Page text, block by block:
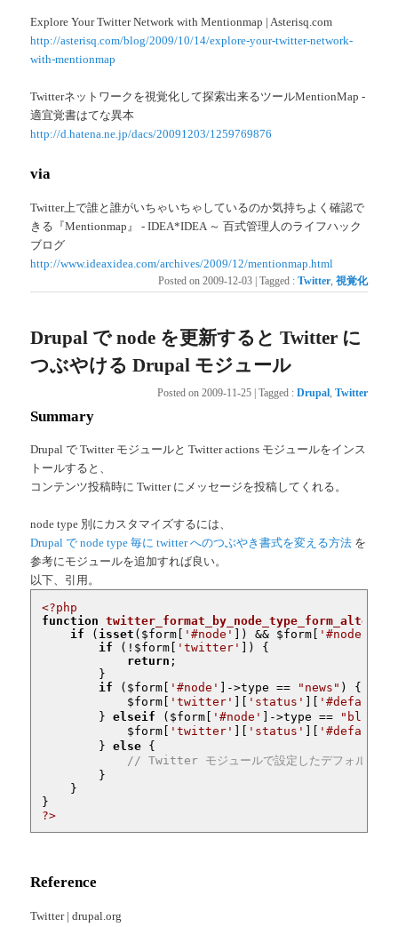
Explore Your Twitter Network with Mentionmap | Asterisq.com
http://asterisq.com/blog/2009/10/14/explore-your-twitter-network-
with-mentionmap
Twitterネットワークを視覚化して探索出来るツールMentionMap -
適宜覚書はてな異本
http://d.hatena.ne.jp/dacs/20091203/1259769876
via
Twitter上で誰と誰がいちゃいちゃしているのか気持ちよく確認で
きる『Mentionmap』 - IDEA*IDEA ～ 百式管理人のライフハック
ブログ
http://www.ideaxidea.com/archives/2009/12/mentionmap.html
Posted on 2009-12-03 | Tagged : Twitter, 視覚化
Drupal で node を更新すると Twitter に
つぶやける Drupal モジュール
Posted on 2009-11-25 Tagged : Drupal, Twitter
Summary
Drupal で Twitter モジュールと Twitter actions モジュールをインス
トールすると、
コンテンツ投稿時に Twitter にメッセージを投稿してくれる。
node type 別にカスタマイズするには、
Drupal で node type 毎に twitter へのつぶやき書式を変える方法 を
参考にモジュールを追加すれば良い。
以下、引用。
<?php
function twitter_format_by_node_type_form_alter
if ( isset ( $form[ '#node' ]) && $form[ '#node'
if (! $form[ 'twitter' ]) {
return ;
        }
if ( $form[ '#node' ]->type == "news" ) {
$form[ 'twitter' ][ 'status' ][
        }
elseif ( $form[ '#node' ]->type == "blog"
$form[ 'twitter' ][ 'status' ][
        }
else {
// Twitter モジュールで設定したデフォルトフ
        }
    }
?>
Reference
Twitter | drupal.org